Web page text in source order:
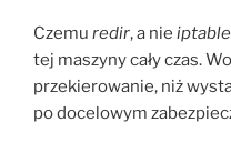
Czemu redir, a nie
tej maszyny cały czas.
przekierowanie, niż
po docelowym